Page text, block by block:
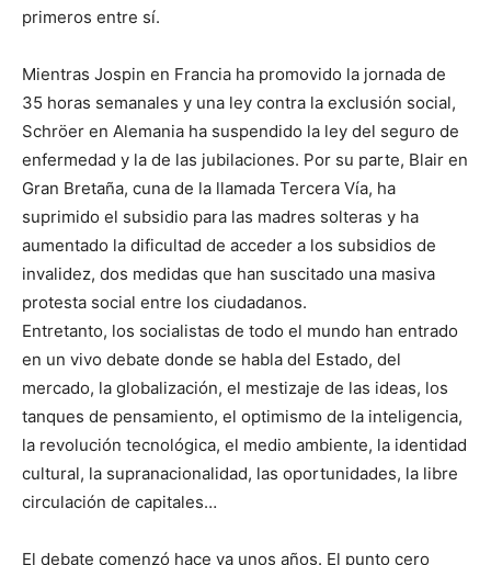
primeros entre sí.
Mientras Jospin en Francia ha promovido la jornada de
35 horas semanales y una ley contra la exclusión social,
Schröer en Alemania ha suspendido la ley del seguro de
enfermedad y la de las jubilaciones. Por su parte, Blair en
Gran Bretaña, cuna de la llamada Tercera Vía, ha
suprimido el subsidio para las madres solteras y ha
aumentado la dificultad de acceder a los subsidios de
invalidez, dos medidas que han suscitado una masiva
protesta social entre los ciudadanos.
Entretanto, los socialistas de todo el mundo han entrado
en un vivo debate donde se habla del Estado, del
mercado, la globalización, el mestizaje de las ideas, los
tanques de pensamiento, el optimismo de la inteligencia,
la revolución tecnológica, el medio ambiente, la identidad
cultural, la supranacionalidad, las oportunidades, la libre
circulación de capitales…
El debate comenzó hace ya unos años. El punto cero